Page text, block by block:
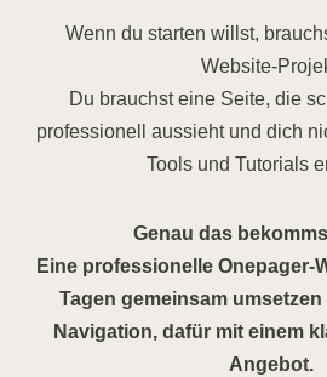
Wenn du starten willst,
Website-
Du brauchst eine Seite, die
professionell aussieht und dich
Tools und Tutorials
Genau das
Eine professionelle Onepager-
Tagen gemeinsam
Navigation, dafür mit einem
Angebot.